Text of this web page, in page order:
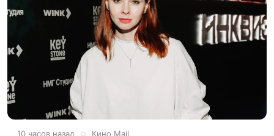
10 часов назад Кино Mail